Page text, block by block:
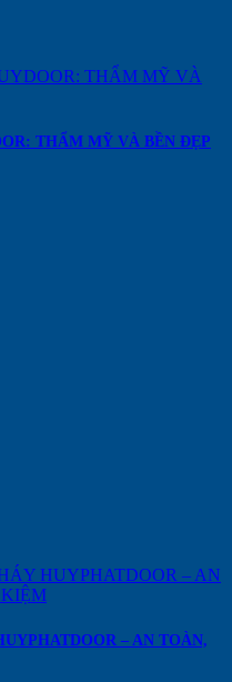
THẨM MỸ VÀ BỀN ĐẸP
– AN TOÀN,